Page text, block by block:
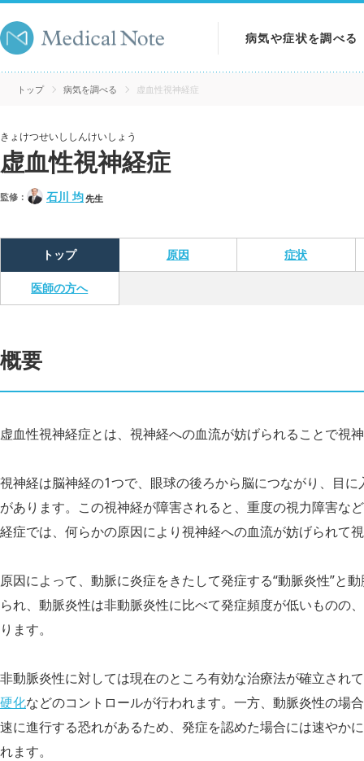
病気や症状を調べる
病気を調べる
トップ 病気を調べる 虚血性視神経症
きょけつせいししんけいしょう
虚血性視神経症
監修： 石川 均先生
トップ 原因 症状
医師の方へ
概要
虚血性視神経症とは、視神経への血流が妨げられることで視
視神経は脳神経の1つで、眼球の後ろから脳につながり、目
があります。この視神経が障害されると、重度の視力障害な
経症では、何らかの原因により視神経への血流が妨げられて
原因によって、動脈に炎症をきたして発症する“動脈炎性”と
られ、動脈炎性は非動脈炎性に比べて発症頻度が低いものの
ります。
非動脈炎性に対しては現在のところ有効な治療法が確立され
硬化などのコントロールが行われます。一方、動脈炎性の場
速に進行する恐れがあるため、発症を認めた場合には速やか
れます。